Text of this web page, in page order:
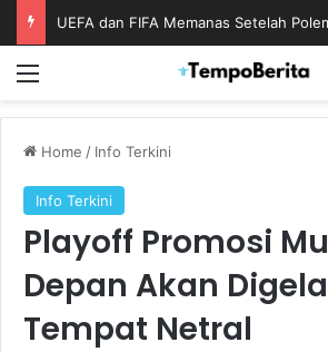
Home / Info Terkini
Info Terkini
Playoff Promosi
Depan Akan
Tempat Netral